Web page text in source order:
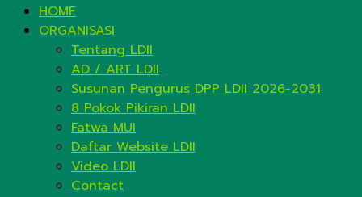
HOME
ORGANISASI
Tentang LDII
AD / ART LDII
Susunan Pengurus DPP LDII 2026-2031
8 Pokok Pikiran LDII
Fatwa MUI
Daftar Website LDII
Video LDII
Contact